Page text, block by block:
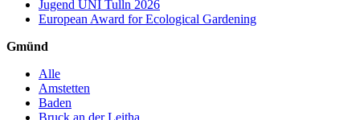
Jugend UNI Tulln 2026
European Award for Ecological Gardening
Gmünd
Alle
Amstetten
Baden
Bruck an der Leitha